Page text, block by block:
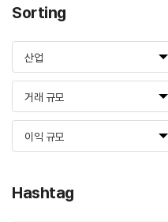
Sorting
산업
거래 규모
이익 규모
Hashtag